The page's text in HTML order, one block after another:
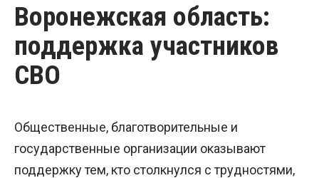
Воронежская область:
поддержка участников
СВО
Общественные, благотворительные и
государственные организации оказывают
поддержку тем, кто столкнулся с трудностями,